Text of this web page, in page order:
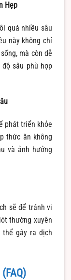
Hẹp
quá nhiều sâu
này không chỉ
mà còn dễ
sâu phù hợp
phát triển khỏe
thức ăn không
và ảnh hưởng
sẽ để tránh vi
thường xuyên
thể gây ra dịch